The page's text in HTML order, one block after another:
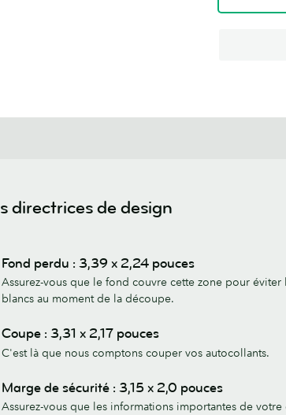
directrices de design
Fond perdu : 3,39 x 2,24 pouces
Assurez-vous que le fond couvre cette zone pour éviter
blancs au moment de la découpe.
Coupe : 3,31 x 2,17 pouces
C'est là que nous comptons couper vos autocollants.
Marge de sécurité : 3,15 x 2,0 pouces
Assurez-vous que les informations importantes de